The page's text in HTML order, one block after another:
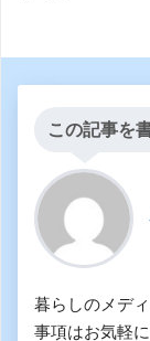
この記事を
暮らしのメデ
事項はお気軽